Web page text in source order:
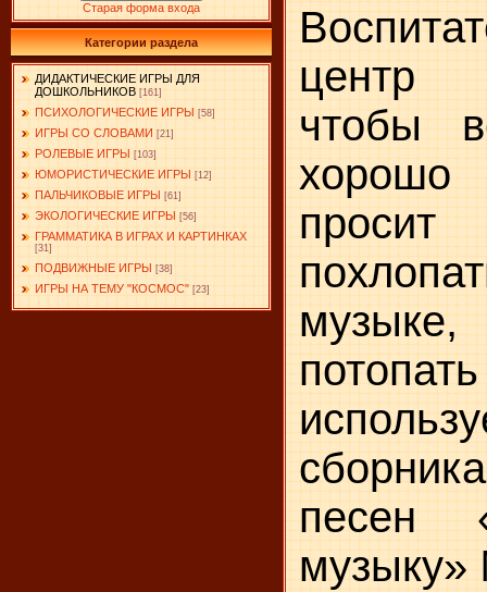
Старая форма входа
Категории раздела
ДИДАКТИЧЕСКИЕ ИГРЫ ДЛЯ
ДОШКОЛЬНИКОВ [161]
ПСИХОЛОГИЧЕСКИЕ ИГРЫ [58]
ИГРЫ СО СЛОВАМИ [21]
РОЛЕВЫЕ ИГРЫ [103]
ЮМОРИСТИЧЕСКИЕ ИГРЫ [12]
ПАЛЬЧИКОВЫЕ ИГРЫ [61]
ЭКОЛОГИЧЕСКИЕ ИГРЫ [56]
ГРАММАТИКА В ИГРАХ И КАРТИНКАХ
[31]
ПОДВИЖНЫЕ ИГРЫ [38]
ИГРЫ НА ТЕМУ "КОСМОС" [23]
центр
чтобы
песен